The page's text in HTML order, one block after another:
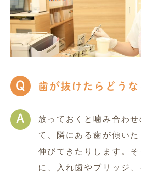
Q 歯が抜けたらどうな
A
放っておくと噛み合わ
て、隣にある歯が傾い
伸びてきたりします。そ
に、入れ歯やブリッジ